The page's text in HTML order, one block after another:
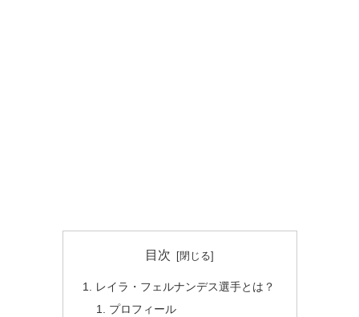
目次
レイラ・フェルナンデス選手とは？
プロフィール